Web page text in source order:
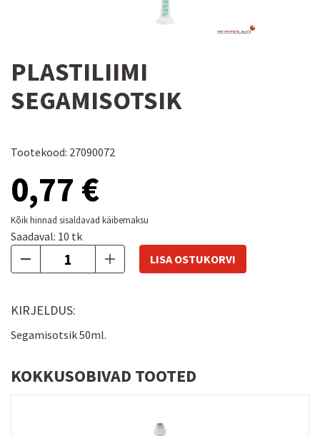
PLASTILIIMI
SEGAMISOTSIK
Tootekood: 27090072
0,77 €
Kõik hinnad sisaldavad käibemaksu
Saadaval: 10 tk
LISA OSTUKORVI
KIRJELDUS:
Segamisotsik 50ml.
KOKKUSOBIVAD TOOTED